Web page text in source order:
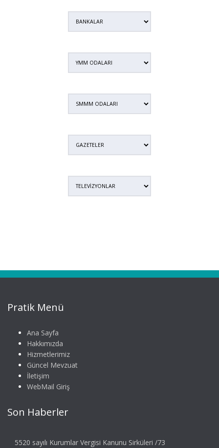
Pratik Menü
Ana Sayfa
Hakkımızda
Hizmetlerimiz
Güncel Mevzuat
İletişim
WebMail Giriş
Son Haberler
5520 sayılı Kurumlar Vergisi Kanunu Sirküleri /73